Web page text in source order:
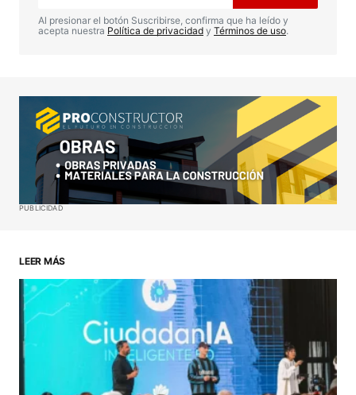
Comentario*
Your Name*
Your E-mail*
ENVIAR COMENTARIO
Al presionar el botón Suscribirse, confirma que ha leído y
acepta nuestra Política de privacidad y Términos de uso.
PUBLICIDAD
LEER MÁS